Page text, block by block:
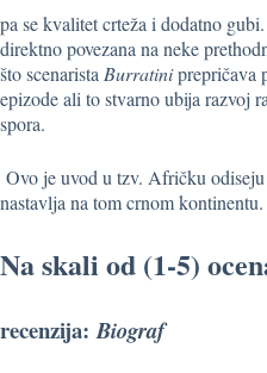
pa se kvalitet crteža i dodatno
direktno povezana na neke
što scenaristaBurratiniprepričava
epizode ali to stvarno ubija razvoj
spora.
Ovo je uvod u tzv. Afričku
nastavlja na tom crnom kontinentu.
Na skali od (1-5)
recenzija:Biograf